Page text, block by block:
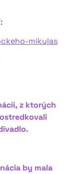
mikulas
z ktorých
by mala